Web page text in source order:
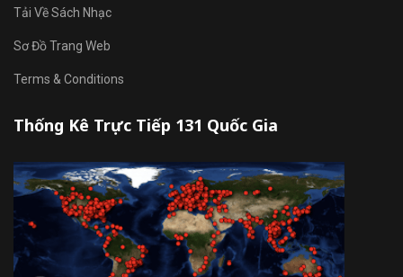
Tải Về Sách Nhạc
Sơ Đồ Trang Web
Terms & Conditions
Thống Kê Trực Tiếp 131 Quốc Gia